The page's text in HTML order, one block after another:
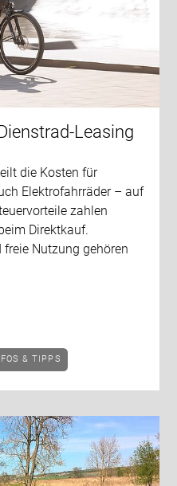
Leasing
die Kosten für
Elektrofahrräder – auf
zahlen
Direktkauf.
Nutzung gehören
& TIPPS